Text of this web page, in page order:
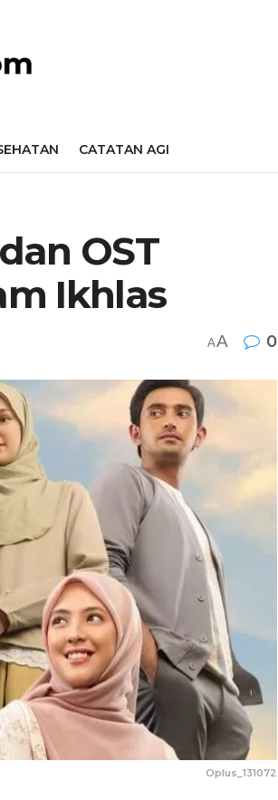
CATATAN AGI
OST
Ikhlas
AA 0
Oplus_131072